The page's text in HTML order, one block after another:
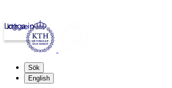
kth.se
Logga in
Sök
English